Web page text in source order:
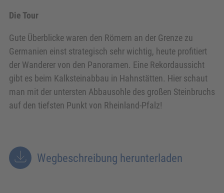
Die Tour
Gute Überblicke waren den Römern an der Grenze zu
Germanien einst strategisch sehr wichtig, heute profitiert
der Wanderer von den Panoramen. Eine Rekordaussicht
gibt es beim Kalksteinabbau in Hahnstätten. Hier schaut
man mit der untersten Abbausohle des großen Steinbruchs
auf den tiefsten Punkt von Rheinland-Pfalz!
Wegbeschreibung herunterladen